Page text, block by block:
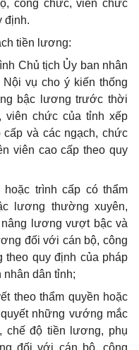
công chức, viên chức
định.
tiền lương:
Chủ tịch Ủy ban nhân
vụ cho ý kiến thống
bậc lương trước thời
viên chức của tỉnh xếp
và các ngạch, chức
viên cao cấp theo quy
hoặc trình cấp có thẩm
lương thường xuyên,
lương vượt bậc và
đối với cán bộ, công
quy định của pháp
nhân dân tỉnh;
theo thẩm quyền hoặc
những vướng mắc
chế độ tiền lương, phụ